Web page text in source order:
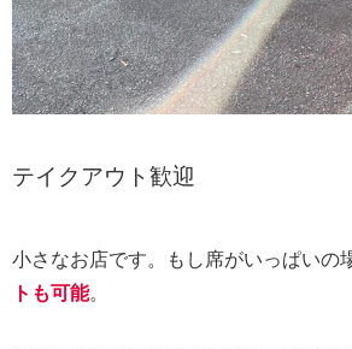
テイクアウト歓迎
小さなお店です。もし席がいっぱいの
トも可能。